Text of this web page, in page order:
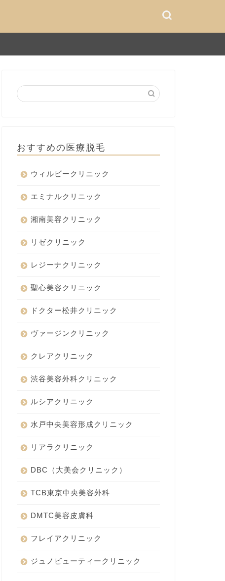
おすすめの医療脱毛
ウィルビークリニック
エミナルクリニック
湘南美容クリニック
リゼクリニック
レジーナクリニック
聖心美容クリニック
ドクター松井クリニック
ヴァージンクリニック
クレアクリニック
渋谷美容外科クリニック
ルシアクリニック
水戸中央美容形成クリニック
リアラクリニック
DBC（大美会クリニック）
TCB東京中央美容外科
DMTC美容皮膚科
フレイアクリニック
ジュノビューティークリニック